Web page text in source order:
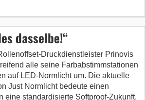
dasselbe!“
Druckdienstleister Prinovis
alle seine Farbabstimmstationen
auf LED-Normlicht um. Die aktuelle
Just Normlicht bedeute einen
eine standardisierte Softproof-Zukunft,